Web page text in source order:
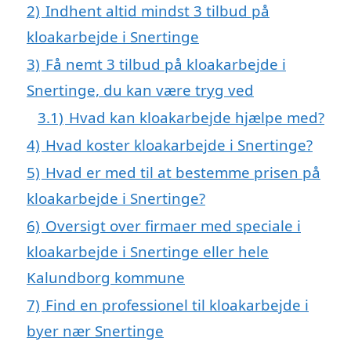
2) Indhent altid mindst 3 tilbud på
kloakarbejde i Snertinge
3) Få nemt 3 tilbud på kloakarbejde i
Snertinge, du kan være tryg ved
3.1) Hvad kan kloakarbejde hjælpe med?
4) Hvad koster kloakarbejde i Snertinge?
5) Hvad er med til at bestemme prisen på
kloakarbejde i Snertinge?
6) Oversigt over firmaer med speciale i
kloakarbejde i Snertinge eller hele
Kalundborg kommune
7) Find en professionel til kloakarbejde i
byer nær Snertinge